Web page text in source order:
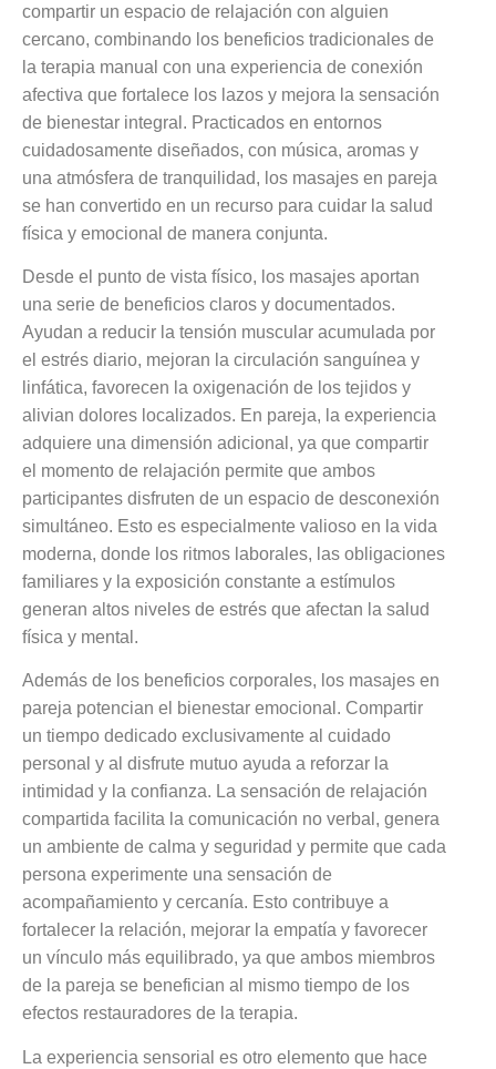
compartir un espacio de relajación con alguien
cercano, combinando los beneficios tradicionales de
la terapia manual con una experiencia de conexión
afectiva que fortalece los lazos y mejora la sensación
de bienestar integral. Practicados en entornos
cuidadosamente diseñados, con música, aromas y
una atmósfera de tranquilidad, los masajes en pareja
se han convertido en un recurso para cuidar la salud
física y emocional de manera conjunta.
Desde el punto de vista físico, los masajes aportan
una serie de beneficios claros y documentados.
Ayudan a reducir la tensión muscular acumulada por
el estrés diario, mejoran la circulación sanguínea y
linfática, favorecen la oxigenación de los tejidos y
alivian dolores localizados. En pareja, la experiencia
adquiere una dimensión adicional, ya que compartir
el momento de relajación permite que ambos
participantes disfruten de un espacio de desconexión
simultáneo. Esto es especialmente valioso en la vida
moderna, donde los ritmos laborales, las obligaciones
familiares y la exposición constante a estímulos
generan altos niveles de estrés que afectan la salud
física y mental.
Además de los beneficios corporales, los masajes en
pareja potencian el bienestar emocional. Compartir
un tiempo dedicado exclusivamente al cuidado
personal y al disfrute mutuo ayuda a reforzar la
intimidad y la confianza. La sensación de relajación
compartida facilita la comunicación no verbal, genera
un ambiente de calma y seguridad y permite que cada
persona experimente una sensación de
acompañamiento y cercanía. Esto contribuye a
fortalecer la relación, mejorar la empatía y favorecer
un vínculo más equilibrado, ya que ambos miembros
de la pareja se benefician al mismo tiempo de los
efectos restauradores de la terapia.
La experiencia sensorial es otro elemento que hace